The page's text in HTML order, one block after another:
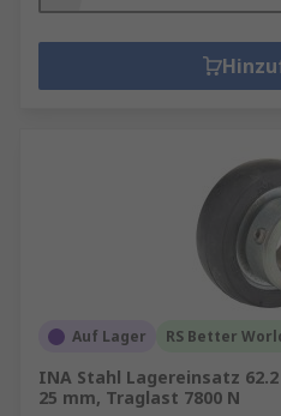
Auf Lager RS Better
INA Stahl Lagereinsatz
25 mm, Traglast 7800 N